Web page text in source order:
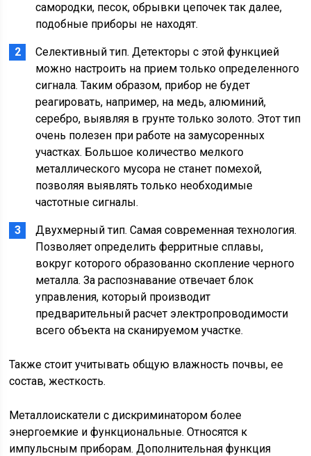
самородки, песок, обрывки цепочек так далее,
подобные приборы не находят.
Селективный тип. Детекторы с этой функцией
можно настроить на прием только определенного
сигнала. Таким образом, прибор не будет
реагировать, например, на медь, алюминий,
серебро, выявляя в грунте только золото. Этот тип
очень полезен при работе на замусоренных
участках. Большое количество мелкого
металлического мусора не станет помехой,
позволяя выявлять только необходимые
частотные сигналы.
Двухмерный тип. Самая современная технология.
Позволяет определить ферритные сплавы,
вокруг которого образованно скопление черного
металла. За распознавание отвечает блок
управления, который производит
предварительный расчет электропроводимости
всего объекта на сканируемом участке.
Также стоит учитывать общую влажность почвы, ее
состав, жесткость.
Металлоискатели с дискриминатором более
энергоемкие и функциональные. Относятся к
импульсным приборам. Дополнительная функция